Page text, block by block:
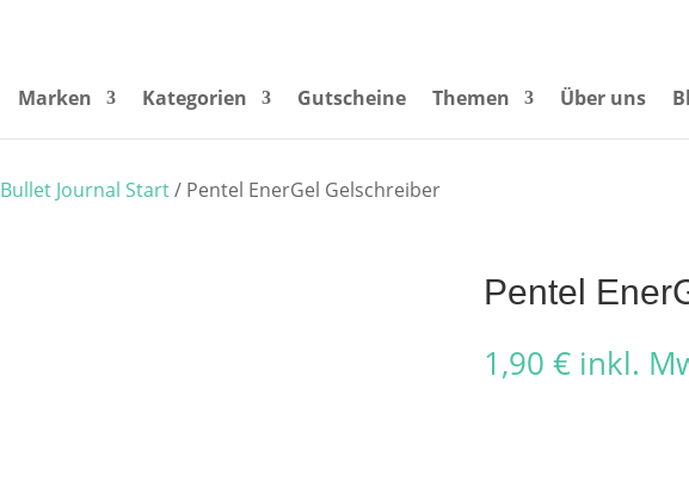
Marken Kategorien Gutscheine Themen Über uns
Bullet Journal Start/ Pentel EnerGel Gelschreiber
Pentel
1,90 € inkl.